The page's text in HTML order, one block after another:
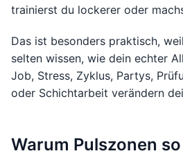
trainierst du lockerer oder
Das ist besonders praktisch,
selten wissen, wie dein echter
Job, Stress, Zyklus, Partys,
oder Schichtarbeit verändern
Warum Pulszonen